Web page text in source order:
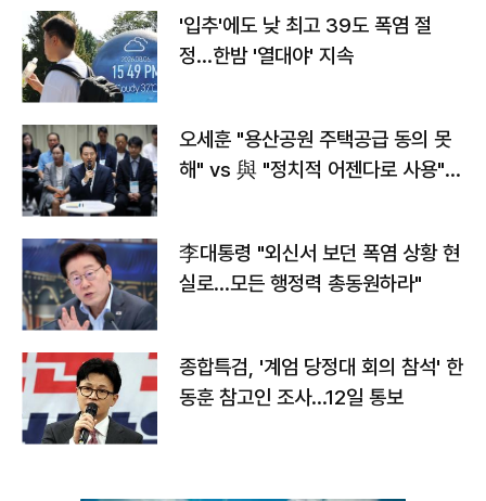
'입추'에도 낮 최고 39도 폭염 절
정…한밤 '열대야' 지속
오세훈 "용산공원 주택공급 동의 못
해" vs 與 "정치적 어젠다로 사용"
李대통령 "외신서 보던 폭염 상황 현
실로…모든 행정력 총동원하라"
종합특검, '계엄 당정대 회의 참석' 한
동훈 참고인 조사...12일 통보